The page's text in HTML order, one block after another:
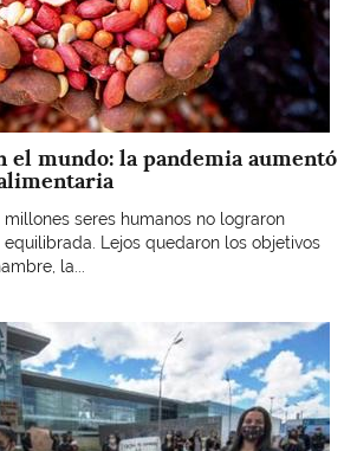
el mundo: la pandemia aumentó
millones seres humanos no lograron
Lejos quedaron los objetivos
la...